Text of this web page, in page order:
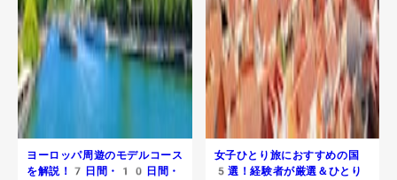
ヨーロッパ周遊のモデルコース
を解説！7日間・10日間・
女子ひとり旅におすすめの国
5選！経験者が厳選＆ひとり